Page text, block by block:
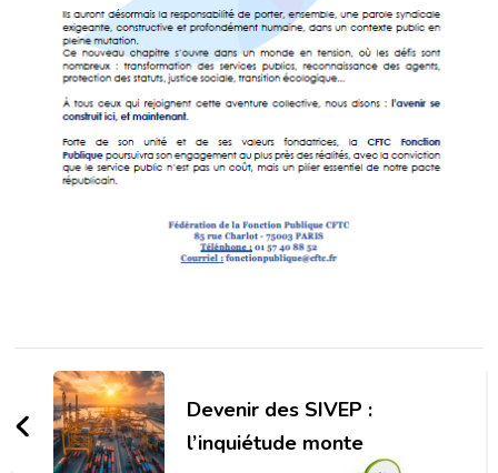
Navigation
d'article
Devenir des SIVEP :
l’inquiétude monte